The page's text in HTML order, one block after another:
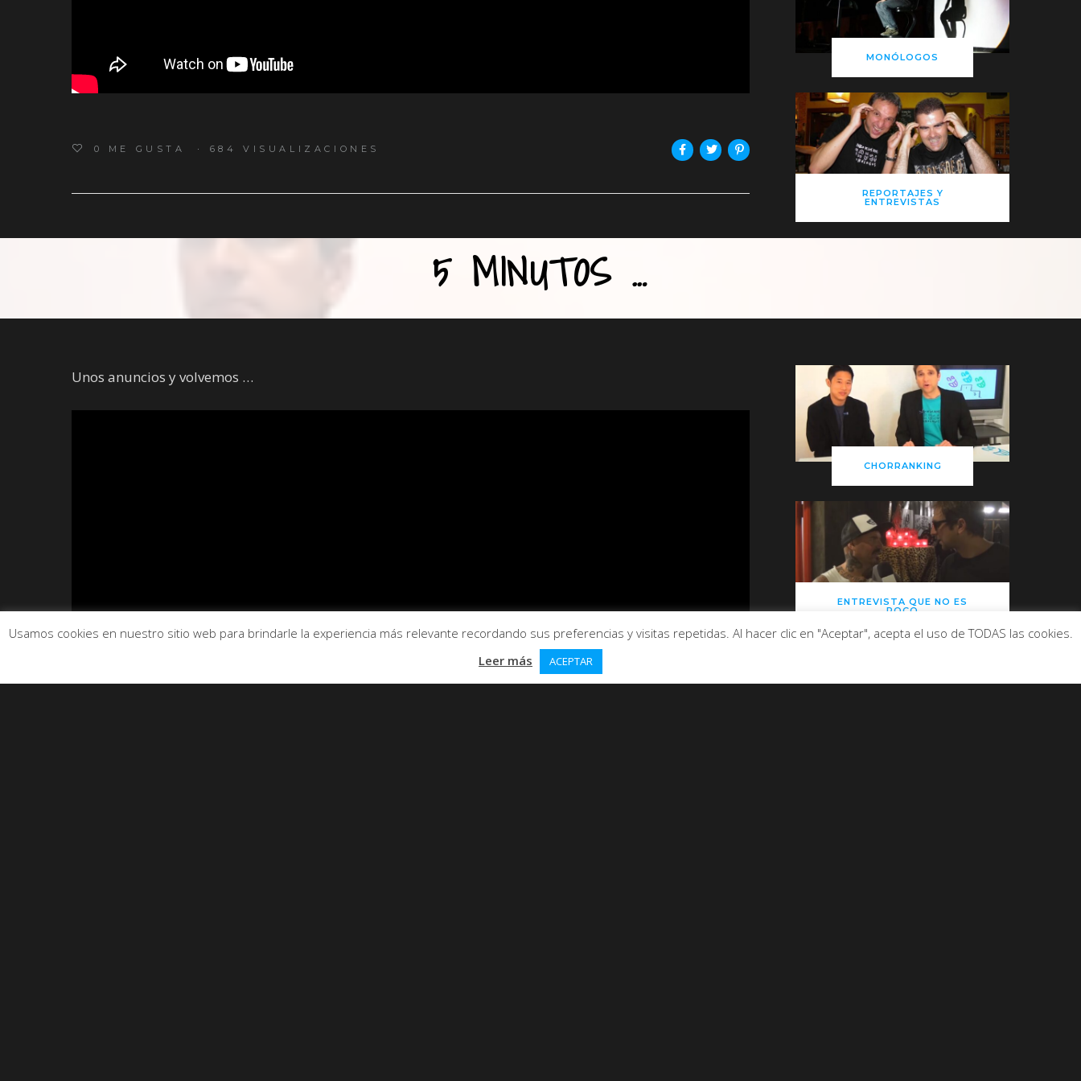
0 ME GUSTA 684 VISUALIZACIONES
MONÓLOGOS
REPORTAJES Y
ENTREVISTAS
5 MINUTOS …
Unos anuncios y volvemos …
CHORRANKING
ENTREVISTA QUE NO ES
POCO
Usamos cookies en nuestro sitio web para brindarle la experiencia más relevante recordando sus preferencias y visitas repetidas. Al hacer clic en "Aceptar", acepta el uso de TODAS las cookies.
Leer más
ACEPTAR